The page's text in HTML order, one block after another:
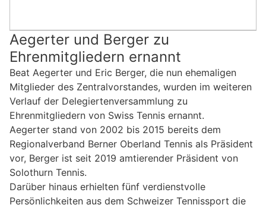
Aegerter und Berger zu
Ehrenmitgliedern ernannt
Beat Aegerter und Eric Berger, die nun ehemaligen
Mitglieder des Zentralvorstandes, wurden im weiteren
Verlauf der Delegiertenversammlung zu
Ehrenmitgliedern von Swiss Tennis ernannt.
Aegerter stand von 2002 bis 2015 bereits dem
Regionalverband Berner Oberland Tennis als Präsident
vor, Berger ist seit 2019 amtierender Präsident von
Solothurn Tennis.
Darüber hinaus erhielten fünf verdienstvolle
Persönlichkeiten aus dem Schweizer Tennissport die